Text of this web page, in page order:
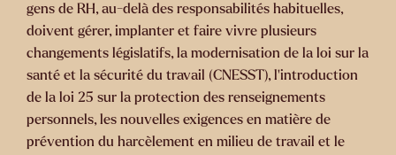
gens de RH, au-delà des responsabilités habituelles,
doivent gérer, implanter et faire vivre plusieurs
changements législatifs, la modernisation de la loi sur la
santé et la sécurité du travail (CNESST), l’introduction
de la loi 25 sur la protection des renseignements
personnels, les nouvelles exigences en matière de
prévention du harcèlement en milieu de travail et le